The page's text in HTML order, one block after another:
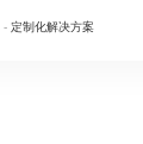
-定制化解决方案